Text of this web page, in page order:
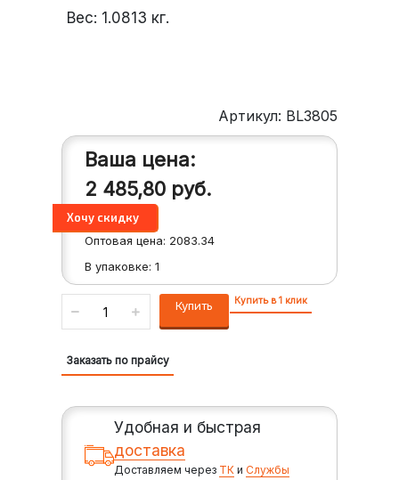
Вес: 1.0813 кг.
Артикул: BL3805
Ваша цена:
2 485,80 руб.
Оптовая цена: 2083.34
В упаковке: 1
Купить Купить в 1 клик
Заказать по прайсу
Удобная и быстрая
доставка
Доставляем через ТК иСлужбы